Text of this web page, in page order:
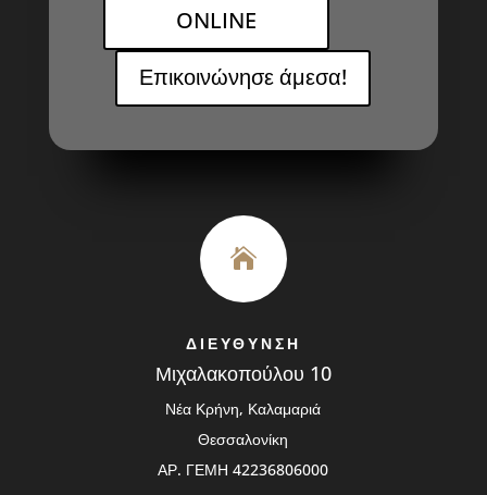
ONLINE
Επικοινώνησε άμεσα!

ΔΙΕΥΘΥΝΣΗ
Μιχαλακοπούλου 10
Νέα Κρήνη, Καλαμαριά
Θεσσαλονίκη
ΑΡ. ΓΕΜΗ 42236806000